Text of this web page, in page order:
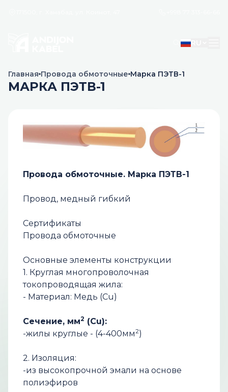
Главная Провода обмоточные Марка ПЭТВ-1
МАРКА ПЭТВ-1
Провода обмоточные. Марка ПЭТВ-1
Провод, медный гибкий
Сертификаты
Провода обмоточные
Основные элементы конструкции
1. Круглая многопроволочная
токопроводящая жила:
- Материал: Медь (Cu)
Сечение, мм2 (Cu):
-жилы круглые - (4-400мм2)
2. Изоляция:
-из высокопрочной эмали на основе
полиэфиров